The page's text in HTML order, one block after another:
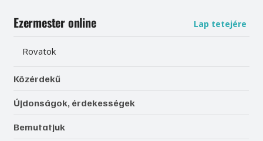
Ezermester online Lap tetejére
Rovatok
Közérdekű
Újdonságok, érdekességek
Bemutatjuk